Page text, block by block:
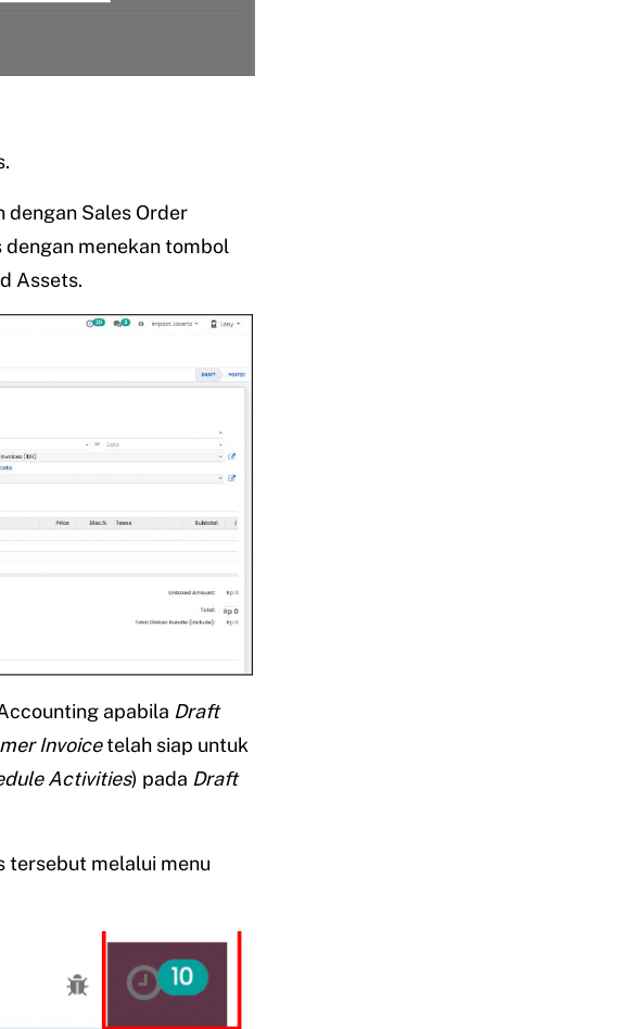
dengan Sales Order
menekan tombol
Assets.
apabila Draft
Invoicetelah siap untuk
Activities) pada Draft
tersebut melalui menu